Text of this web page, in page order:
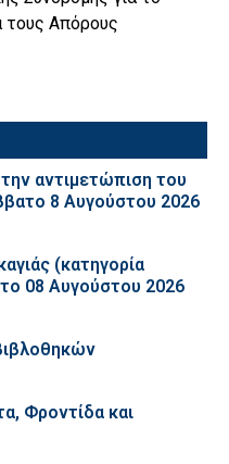
τους Απόρους
αντιμετώπιση του
8 Αυγούστου 2026
(κατηγορία
08 Αυγούστου 2026
Φροντίδα και